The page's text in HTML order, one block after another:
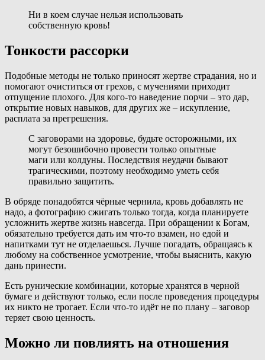
Ни в коем случае нельзя использовать
собственную кровь!
Тонкости рассорки
Подобные методы не только приносят жертве страдания, но и
помогают очиститься от грехов, с мучениями приходит
отпущение плохого. Для кого-то наведение порчи – это дар,
открытие новых навыков, для других же – искупление,
расплата за прегрешения.
С заговорами на здоровье, будьте осторожными, их
могут безошибочно провести только опытные
маги или колдуны. Последствия неудачи бывают
трагическими, поэтому необходимо уметь себя
правильно защитить.
В обряде понадобятся чёрные чернила, кровь добавлять не
надо, а фотографию сжигать только тогда, когда планируете
усложнить жертве жизнь навсегда. При обращении к Богам,
обязательно требуется дать им что-то взамен, но едой и
напитками тут не отделаешься. Лучше погадать, обращаясь к
любому на собственное усмотрение, чтобы выяснить, какую
дань принести.
Есть рунические комбинации, которые хранятся в черной
бумаге и действуют только, если после проведения процедуры
их никто не трогает. Если что-то идёт не по плану – заговор
теряет свою ценность.
Можно ли повлиять на отношения